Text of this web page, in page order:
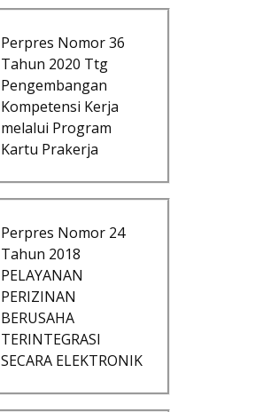
Perpres Nomor 36
Tahun 2020 Ttg
Pengembangan
Kompetensi Kerja
melalui Program
Kartu Prakerja
Perpres Nomor 24
Tahun 2018
PELAYANAN
PERIZINAN
BERUSAHA
TERINTEGRASI
SECARA ELEKTRONIK